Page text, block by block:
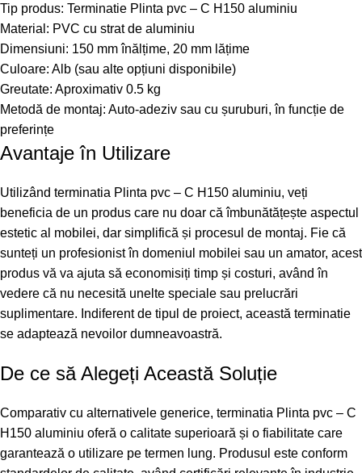
Tip produs: Terminatie Plinta pvc – C H150 aluminiu
Material: PVC cu strat de aluminiu
Dimensiuni: 150 mm înălțime, 20 mm lățime
Culoare: Alb (sau alte opțiuni disponibile)
Greutate: Aproximativ 0.5 kg
Metodă de montaj: Auto-adeziv sau cu șuruburi, în funcție de
preferințe
Avantaje în Utilizare
Utilizând terminatia Plinta pvc – C H150 aluminiu, veți
beneficia de un produs care nu doar că îmbunătățește aspectul
estetic al mobilei, dar simplifică și procesul de montaj. Fie că
sunteți un profesionist în domeniul mobilei sau un amator, acest
produs vă va ajuta să economisiți timp și costuri, având în
vedere că nu necesită unelte speciale sau prelucrări
suplimentare. Indiferent de tipul de proiect, această terminatie
se adaptează nevoilor dumneavoastră.
De ce să Alegeți Această Soluție
Comparativ cu alternativele generice, terminatia Plinta pvc – C
H150 aluminiu oferă o calitate superioară și o fiabilitate care
garantează o utilizare pe termen lung. Produsul este conform